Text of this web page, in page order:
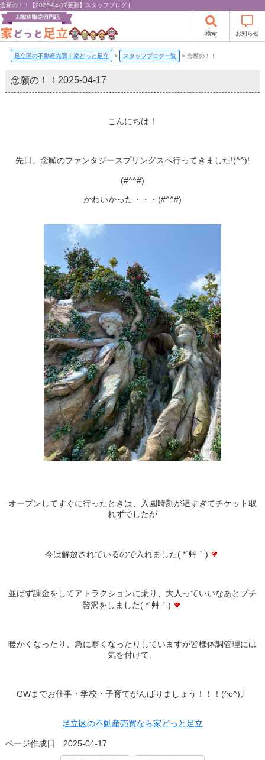
念願の！！【2025-04-17更新】スタッフブログ |
検索 お知らせ
足立区の不動産売買｜家どっと足立 > スタッフブログ一覧 > 念願の！！
念願の！！ 2025-04-17
こんにちは！
先日、念願のファンタジースプリングスへ行ってきました!(^^)!
(#^^#)
かわいかった・・・(#^^#)
オープンしてすぐに行ったときは、入園時刻が遅すぎてチケット取
れずでしたが
今は解放されているので入れました( *´艸｀)
並ばず課金をしてアトラクションに乗り、大人っていいなあとプチ
贅沢をしました( *´艸｀)
暖かくなったり、急に寒くなったりしていますが皆様体調管理には
気を付けて、
GWまでお仕事・学校・子育てがんばりましょう！！！(^o^)丿
足立区の不動産売買なら家どっと足立
ページ作成日 2025-04-17